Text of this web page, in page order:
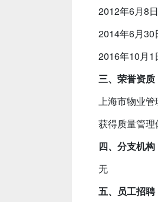
2012年6月8
2014年6月30
2016年10月1
三、荣誉资质
上海市物业管
获得质量管理
四、分支机构
无
五、员工招聘